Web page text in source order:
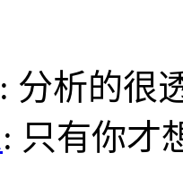
: 分析的很
: 只有你才